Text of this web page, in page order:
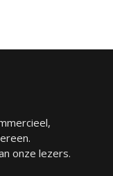
onze lezers.